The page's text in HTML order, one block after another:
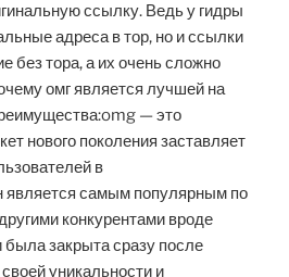
ссылку. Ведь у гидры
адреса в тор, но и ссылки
без тора, а их очень сложно
омг является лучшей на
— это
нового поколения заставляет
в
является самым популярным по
конкурентами вроде
была закрыта сразу после
уникальности и